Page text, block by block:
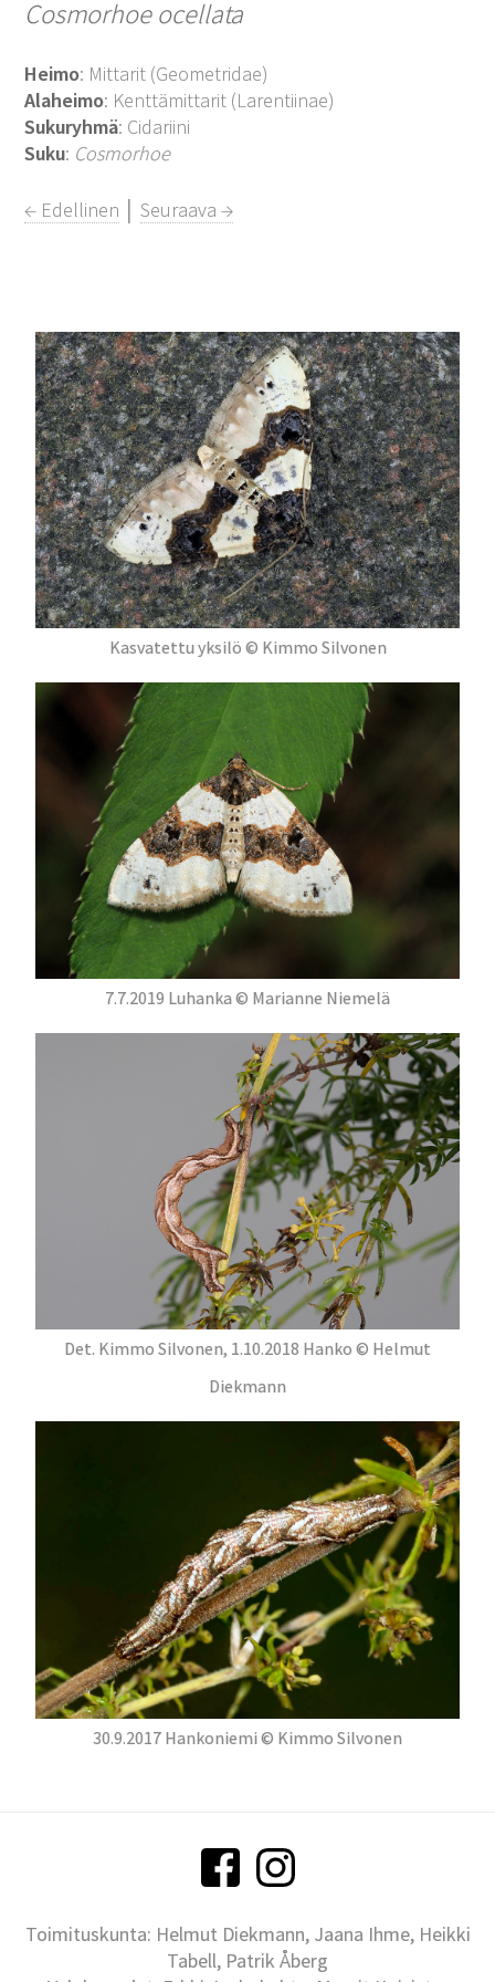
Cosmorhoe ocellata
Heimo: Mittarit (Geometridae)
Alaheimo: Kenttämittarit (Larentiinae)
Sukuryhmä: Cidariini
Suku: Cosmorhoe
← Edellinen │Seuraava →
Kasvatettu yksilö © Kimmo Silvonen
7.7.2019 Luhanka © Marianne Niemelä
Det. Kimmo Silvonen, 1.10.2018 Hanko © Helmut
Diekmann
30.9.2017 Hankoniemi © Kimmo Silvonen
Toimituskunta: Helmut Diekmann, Jaana Ihme, Heikki
Tabell, Patrik Åberg